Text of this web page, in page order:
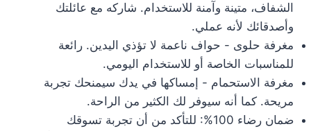
الشفاف، متينة وآمنة للاستخدام. شاركه مع عائلتك
وأصدقائك لأنه عملي.
مغرفة حلوى - حواف ناعمة لا تؤذي اليدين. رائعة
للمناسبات الخاصة أو للاستخدام اليومي.
مغرفة الاستحمام - إمساكها في يدك سيمنحك تجربة
مريحة. كما أنه سيوفر لك الكثير من الراحة.
ضمان رضاء 100%: للتأكد من أن تجربة تسوقك